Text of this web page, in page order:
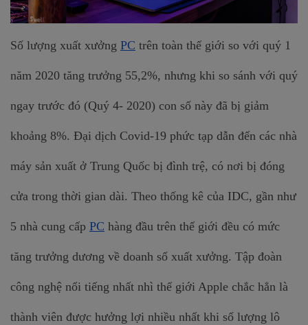
Số lượng xuất xưởng PC trên toàn thế giới so với quý 1
năm 2020 tăng trưởng 55,2%, nhưng khi so sánh với quý
ngay trước đó (Quý 4- 2020) con số này đã bị giảm
khoảng 8%. Đại dịch Covid-19 phức tạp dẫn đến các nhà
máy sản xuất ở Trung Quốc bị đình trệ, có nơi bị đóng
cửa trong thời gian dài. Theo thống kê của IDC, gần như
5 nhà cung cấp PC hàng đầu trên thế giới đều có mức
tăng trưởng dương về doanh số xuất xưởng. Tập đoàn
công nghệ nổi tiếng nhất nhì thế giới Apple chắc hẳn là
thành viên được hưởng lợi nhiều nhất khi số lượng lô